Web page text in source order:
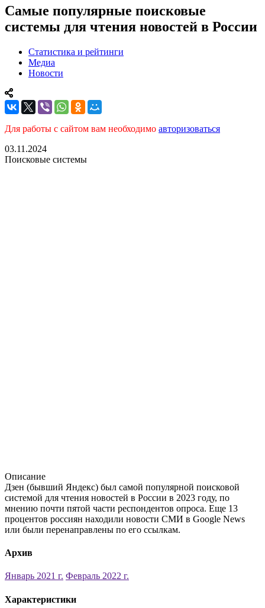
Самые популярные поисковые
системы для чтения новостей в России
Статистика и рейтинги
Медиа
Новости
Для работы с сайтом вам необходимо авторизоваться
03.11.2024
Поисковые системы
Описание
Дзен (бывший Яндекс) был самой популярной поисковой
системой для чтения новостей в России в 2023 году, по
мнению почти пятой части респондентов опроса. Еще 13
процентов россиян находили новости СМИ в Google News
или были перенаправлены по его ссылкам.
Архив
Январь 2021 г. Февраль 2022 г.
Характеристики